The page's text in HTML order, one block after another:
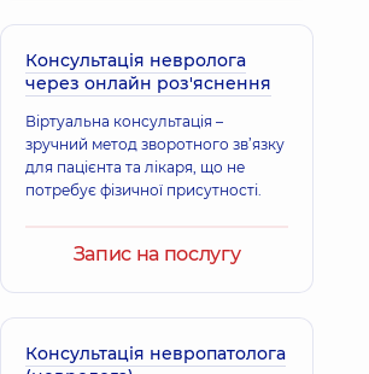
Коваленко Інна
Дмитрівна
Невролог дитячий;
Педіатр,30 років
досвіду
Жилінська
Тамара
Михайлівна
Консультація невролога
через онлайн роз'яснення
Віртуальна консультація –
зручний метод зворотного зв’язку
для пацієнта та лікаря, що не
потребує фізичної присутності.
Запис на послугу
Консультація невропатолога